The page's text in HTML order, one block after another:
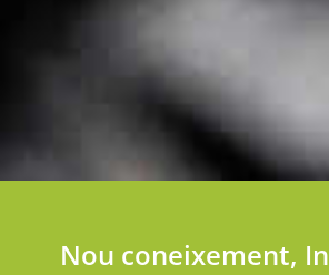
Nou coneixement,